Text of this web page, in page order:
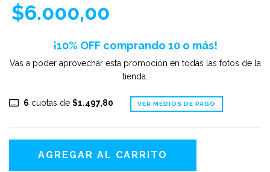
$6.000,00
¡10% OFF comprando 10 o más!
Vas a poder aprovechar esta promoción en todas las fotos de la
tienda.
6 cuotas de $1.497,80 VER MEDIOS DE PAGO